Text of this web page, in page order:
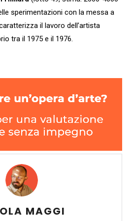
sperimentazioni con la messa a
il lavoro dell’artista
tra il 1975 e il 1976.
MAGGI